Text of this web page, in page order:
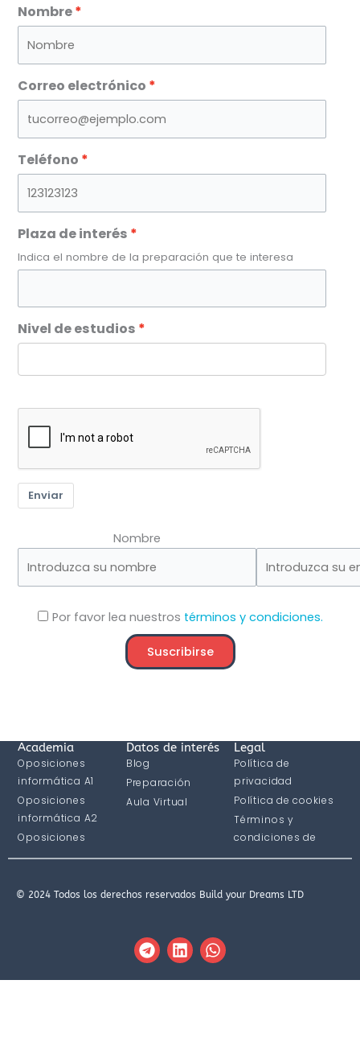
Nombre
Correo electrónico
Teléfono
Plaza de interés
Indica el nombre de la preparación que te interesa
Nivel de estudios
Enviar
Nombre
Por favor lea nuestros términos y condiciones.
Academia
Oposiciones
informática A1
Oposiciones
informática A2
Oposiciones
informática C1
Datos de interés
Blog
Preparación
Aula Virtual
Legal
Política de
privacidad
Política de cookies
Términos y
condiciones de
compra
© 2024 Todos los derechos reservados Build your Dreams LTD
T
e
l
L
i
n
W
h
a